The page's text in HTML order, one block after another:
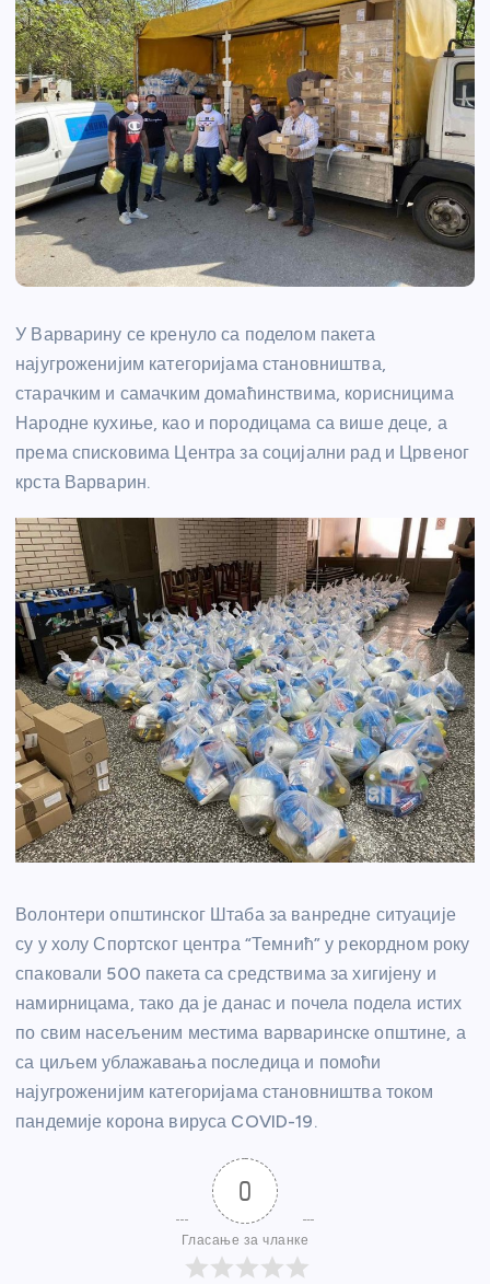
У Варварину се кренуло са поделом пакета
најугроженијим категоријама становништва,
старачким и самачким домаћинствима, корисницима
Народне кухиње, као и породицама са више деце, а
према списковима Центра за социјални рад и Црвеног
крста Варварин.
Волонтери општинског Штаба за ванредне ситуације
су у холу Спортског центра “Темнић” у рекордном року
спаковали 500 пакета са средствима за хигијену и
намирницама, тако да је данас и почела подела истих
по свим насељеним местима варваринске општине, а
са циљем ублажавања последица и помоћи
најугроженијим категоријама становништва током
пандемије корона вируса COVID-19.
0
Гласање за чланке